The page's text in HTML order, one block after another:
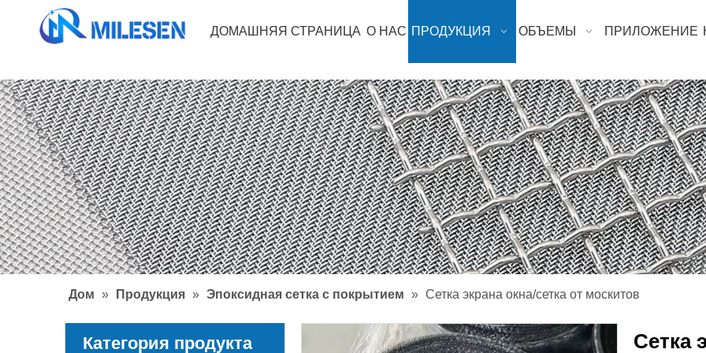
ДОМАШНЯЯ СТРАНИЦА О НАС ПРОДУКЦИЯ ОБЪЕМЫ ПРИЛОЖЕНИЕ
Дом » Продукция » Эпоксидная сетка с покрытием » Сетка экрана окна/сетка от москитов
Категория продукта Сетка